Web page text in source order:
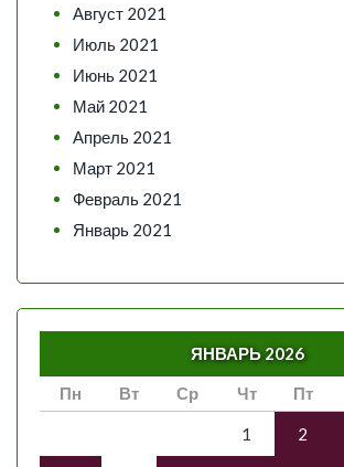
Август 2021
Июль 2021
Июнь 2021
Май 2021
Апрель 2021
Март 2021
Февраль 2021
Январь 2021
ЯНВАРЬ 2026
Пн
Вт Ср Чт Пт
1 2